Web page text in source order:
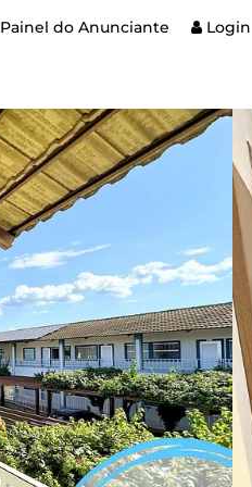
Painel do Anunciante Login